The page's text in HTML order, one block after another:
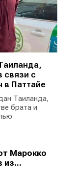
связи с
в Паттайе
Таиланда,
брата и
Марокко
из...